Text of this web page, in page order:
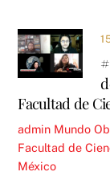
Facultad de
admin Mundo
Facultad de
México